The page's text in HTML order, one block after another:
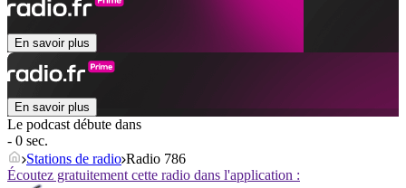
En savoir plus
En savoir plus
Le podcast débute dans
- 0 sec.
Stations de radio Radio 786
Écoutez gratuitement cette radio dans l'application :